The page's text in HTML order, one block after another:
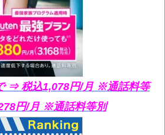
⇒ 税込1,078円/月 ※通話料等
円/月 ※通話料等別